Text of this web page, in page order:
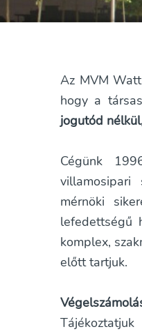
Az MVM
hogy a
jogutód
Cégünk
mérnöki
lefedettségű
komplex,
előtt tartjuk.